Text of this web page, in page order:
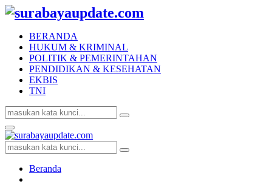
BERANDA
HUKUM & KRIMINAL
POLITIK & PEMERINTAHAN
PENDIDIKAN & KESEHATAN
EKBIS
TNI
Search
for:
Search
Facebook
Twitter
Youtube
Primary
Menu
Search
for:
Search
Beranda